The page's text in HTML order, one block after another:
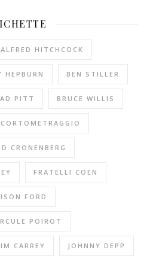
ALFRED HITCHCOCK
HEPBURN BEN STILLER
PITT BRUCE WILLIS
CORTOMETRAGGIO
CRONENBERG
FRATELLI COEN
FORD
POIROT
CARREY JOHNNY DEPP